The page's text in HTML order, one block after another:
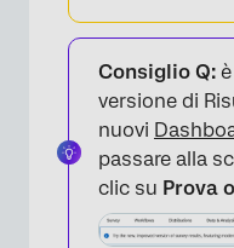
Consiglio Q:
versione di
nuovi
passare alla
clic su Prova